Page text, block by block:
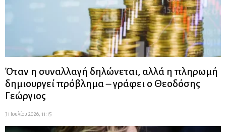
Όταν η συναλλαγή δηλώνεται, αλλά η πληρωμή
δημιουργεί πρόβλημα – γράφει ο Θεοδόσης
Γεώργιος
31 Ιουλίου 2026, 11:15